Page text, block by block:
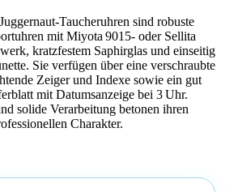
sind robuste
mit Miyota 9015‑ oder Sellita
kratzfestem Saphirglas und einseitig
Sie verfügen über eine verschraubte
Zeiger und Indexe sowie ein gut
mit Datumsanzeige bei 3 Uhr.
solide Verarbeitung betonen ihren
Charakter.